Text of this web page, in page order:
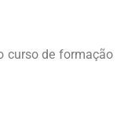
curso de formação